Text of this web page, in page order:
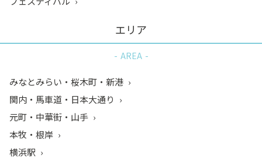
エリア
AREA
みなとみらい・桜木町・新港
関内・馬車道・日本大通り
元町・中華街・山手
本牧・根岸
横浜駅